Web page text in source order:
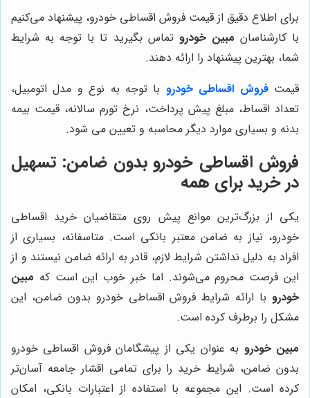
برای اطلاع دقیق از قیمت فروش اقساطی خودرو، پیشنهاد می‌کنیم
با کارشناسان مبین خودرو تماس بگیرید تا با توجه به شرایط
شما، بهترین پیشنهاد را ارائه دهند.
قیمتفروش اقساطی خودرو با توجه به نوع و مدل اتومبیل،
تعداد اقساط، مبلغ پیش پرداخت، نرخ تورم سالانه، قیمت بیمه
بدنه و بسیاری موارد دیگر محاسبه و تعیین می شود.
فروش اقساطی خودرو بدون ضامن: تسهیل
در خرید برای همه
یکی از بزرگ‌ترین موانع پیش روی متقاضیان خرید اقساطی
خودرو، نیاز به ضامن معتبر بانکی است. متاسفانه، بسیاری از
افراد به دلیل نداشتن شرایط لازم، قادر به ارائه ضامن نیستند و از
این فرصت محروم می‌شوند. اما خبر خوب این است که مبین
خودرو با ارائه شرایط فروش اقساطی خودرو بدون ضامن، این
مشکل را برطرف کرده است.
مبین خودرو به عنوان یکی از پیشگامان فروش اقساطی خودرو
بدون ضامن، شرایط خرید را برای تمامی اقشار جامعه آسان‌تر
کرده است. این مجموعه با استفاده از اعتبارات بانکی، امکان